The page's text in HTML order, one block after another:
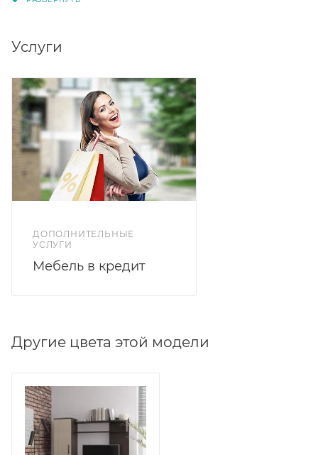
Услуги
ДОПОЛНИТЕЛЬНЫЕ
УСЛУГИ
Мебель в кредит
Другие цвета этой модели